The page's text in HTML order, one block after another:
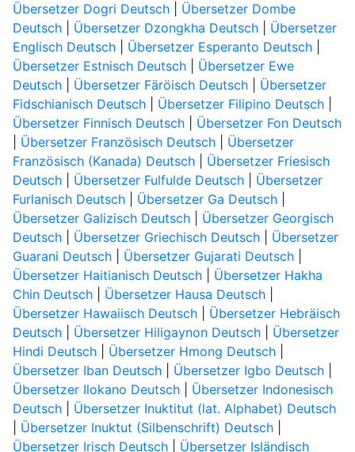
Übersetzer Dogri Deutsch| Übersetzer Dombe
Deutsch| Übersetzer Dzongkha Deutsch| Übersetzer
Englisch Deutsch| Übersetzer Esperanto Deutsch|
Übersetzer Estnisch Deutsch| Übersetzer Ewe
Deutsch| Übersetzer Färöisch Deutsch| Übersetzer
Fidschianisch Deutsch| Übersetzer Filipino Deutsch|
Übersetzer Finnisch Deutsch| Übersetzer Fon Deutsch
Übersetzer Französisch Deutsch| Übersetzer
Französisch (Kanada) Deutsch| Übersetzer Friesisch
Deutsch| Übersetzer Fulfulde Deutsch| Übersetzer
Furlanisch Deutsch| Übersetzer Ga Deutsch|
Übersetzer Galizisch Deutsch| Übersetzer Georgisch
Deutsch| Übersetzer Griechisch Deutsch| Übersetzer
Guarani Deutsch| Übersetzer Gujarati Deutsch|
Übersetzer Haitianisch Deutsch| Übersetzer Hakha
Chin Deutsch| Übersetzer Hausa Deutsch|
Übersetzer Hawaiisch Deutsch| Übersetzer Hebräisch
Deutsch| Übersetzer Hiligaynon Deutsch| Übersetzer
Hindi Deutsch| Übersetzer Hmong Deutsch|
Übersetzer Iban Deutsch| Übersetzer Igbo Deutsch|
Übersetzer Ilokano Deutsch| Übersetzer Indonesisch
Deutsch| Übersetzer Inuktitut (lat. Alphabet) Deutsch
Übersetzer Inuktut (Silbenschrift) Deutsch|
Übersetzer Irisch Deutsch| Übersetzer Isländisch